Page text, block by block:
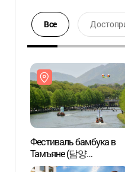
Все
Фестиваль бамбука в
Тамъяне (담양
대나무축제)